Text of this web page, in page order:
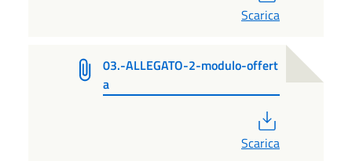
Scarica
03.-ALLEGATO-2-modulo-offert
a
Scarica